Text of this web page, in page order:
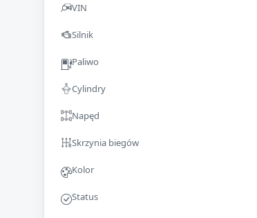
VIN
Silnik
Paliwo
Cylindry
Napęd
Skrzynia biegów
Kolor
Status